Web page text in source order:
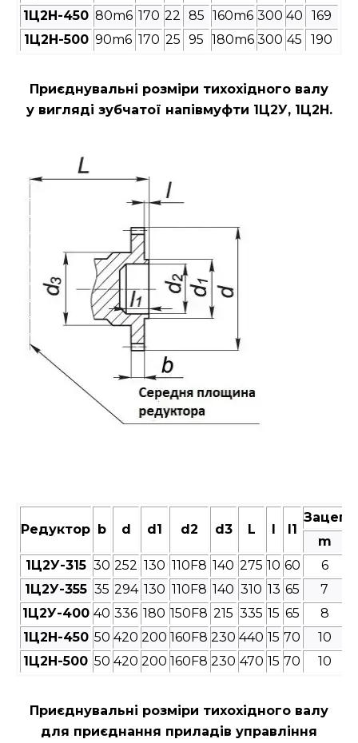
1Ц2Н-450 80m6 170 22 85 160m6 300 40
169
1Ц2Н-500 90m6 170 25 95 180m6 300 45 190
Приєднувальні розміри тихохідного валу
у вигляді зубчатої напівмуфти 1Ц2У, 1Ц2Н.
Редуктор b d d1 d2 d3 L l l1
m
1Ц2У-315 30 252 130 110F8 140 275 10 60
6
1Ц2У-355 35 294 130 110F8 140 310 13 65
7
1Ц2У-400 40 336 180 150F8 215 335 15 65
8
1Ц2Н-450 50 420 200 160F8 230 440 15 70
10
1Ц2Н-500 50 420 200 160F8 230 470 15 70 10
Приєднувальні розміри тихохідного валу
для приєднання приладів управління